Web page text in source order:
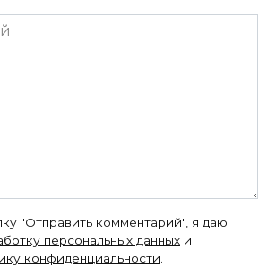
"Отправить комментарий", я даю
персональных данных и
конфиденциальности.